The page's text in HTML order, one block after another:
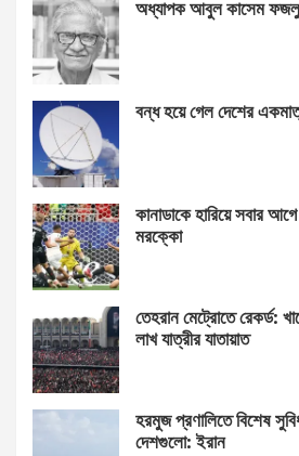
অধ্যাপক আবুল কাসেম
বন্ধ হয়ে গেল দেশের
কানাডাকে হারিয়ে সবার
মরক্কো
তেহরান মেট্রোতে রেকর্ড:
লাখ যাত্রীর যাতায়াত
হরমুজ প্রণালিতে বিশেষ
দেশগুলো: ইরান